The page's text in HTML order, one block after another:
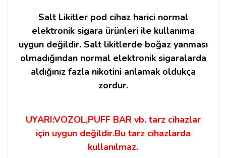
Salt Likitler pod cihaz harici normal
elektronik sigara ürünleri ile kullanıma
uygun değildir. Salt likitlerde boğaz yanması
olmadığından normal elektronik sigaralarda
aldığınız fazla nikotini anlamak oldukça
zordur.
UYARI:VOZOL,PUFF BAR vb. tarz cihazlar
için uygun değildir.Bu tarz cihazlarda
kullanılmaz.